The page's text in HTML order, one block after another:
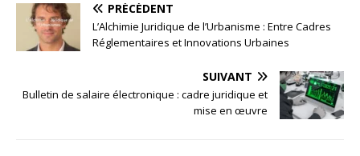
PRÉCÉDENT
L’Alchimie Juridique de l’Urbanisme : Entre Cadres
Réglementaires et Innovations Urbaines
SUIVANT
Bulletin de salaire électronique : cadre juridique et
mise en œuvre